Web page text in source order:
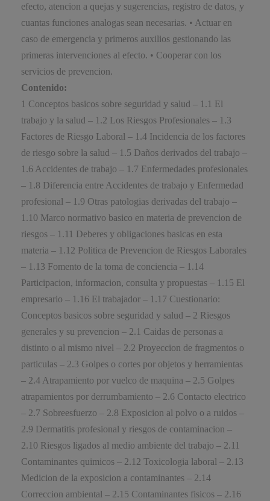
efecto, atencion a quejas y sugerencias, registro de datos, y
cuantas funciones analogas sean necesarias. • Actuar en
caso de emergencia y primeros auxilios gestionando las
primeras intervenciones al efecto. • Cooperar con los
servicios de prevencion.
Contenido:
1 Conceptos basicos sobre seguridad y salud – 1.1 El
trabajo y la salud – 1.2 Los Riesgos Profesionales – 1.3
Factores de Riesgo Laboral – 1.4 Incidencia de los factores
de riesgo sobre la salud – 1.5 Daños derivados del trabajo –
1.6 Accidentes de trabajo – 1.7 Enfermedades profesionales
– 1.8 Diferencia entre Accidentes de trabajo y Enfermedad
profesional – 1.9 Otras patologias derivadas del trabajo –
1.10 Marco normativo basico en materia de prevencion de
riesgos – 1.11 Deberes y obligaciones basicas en esta
materia – 1.12 Politica de Prevencion de Riesgos Laborales
– 1.13 Fomento de la toma de conciencia – 1.14
Participacion, informacion, consulta y propuestas – 1.15 El
empresario – 1.16 El trabajador – 1.17 Cuestionario:
Conceptos basicos sobre seguridad y salud – 2 Riesgos
generales y su prevencion – 2.1 Caidas de personas a
distinto o al mismo nivel – 2.2 Proyeccion de fragmentos o
particulas – 2.3 Golpes o cortes por objetos y herramientas
– 2.4 Atrapamiento por vuelco de maquina – 2.5 Golpes
atrapamientos por derrumbamiento – 2.6 Contacto electrico
– 2.7 Sobreesfuerzo – 2.8 Exposicion al polvo o a ruidos –
2.9 Dermatitis profesional y riesgos de contaminacion –
2.10 Riesgos ligados al medio ambiente del trabajo – 2.11
Contaminantes quimicos – 2.12 Toxicologia laboral – 2.13
Medicion de la exposicion a contaminantes – 2.14
Correccion ambiental – 2.15 Contaminantes fisicos – 2.16